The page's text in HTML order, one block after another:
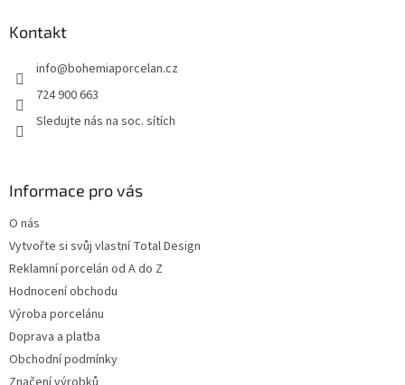
Kontakt
info@bohemiaporcelan.cz
724 900 663
Sledujte nás na soc. sítích
Informace pro vás
O nás
Vytvořte si svůj vlastní Total Design
Reklamní porcelán od A do Z
Hodnocení obchodu
Výroba porcelánu
Doprava a platba
Obchodní podmínky